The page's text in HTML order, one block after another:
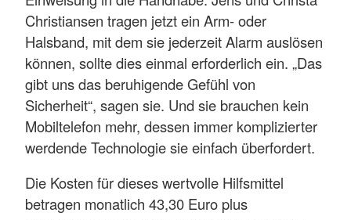
Christiansen tragen jetzt ein Arm- oder
Halsband, mit dem sie jederzeit Alarm auslösen
können, sollte dies einmal erforderlich ein. „Das
gibt uns das beruhigende Gefühl von
Sicherheit“, sagen sie. Und sie brauchen kein
Mobiltelefon mehr, dessen immer komplizierter
werdende Technologie sie einfach überfordert.
Die Kosten für dieses wertvolle Hilfsmittel
betragen monatlich 43,30 Euro plus